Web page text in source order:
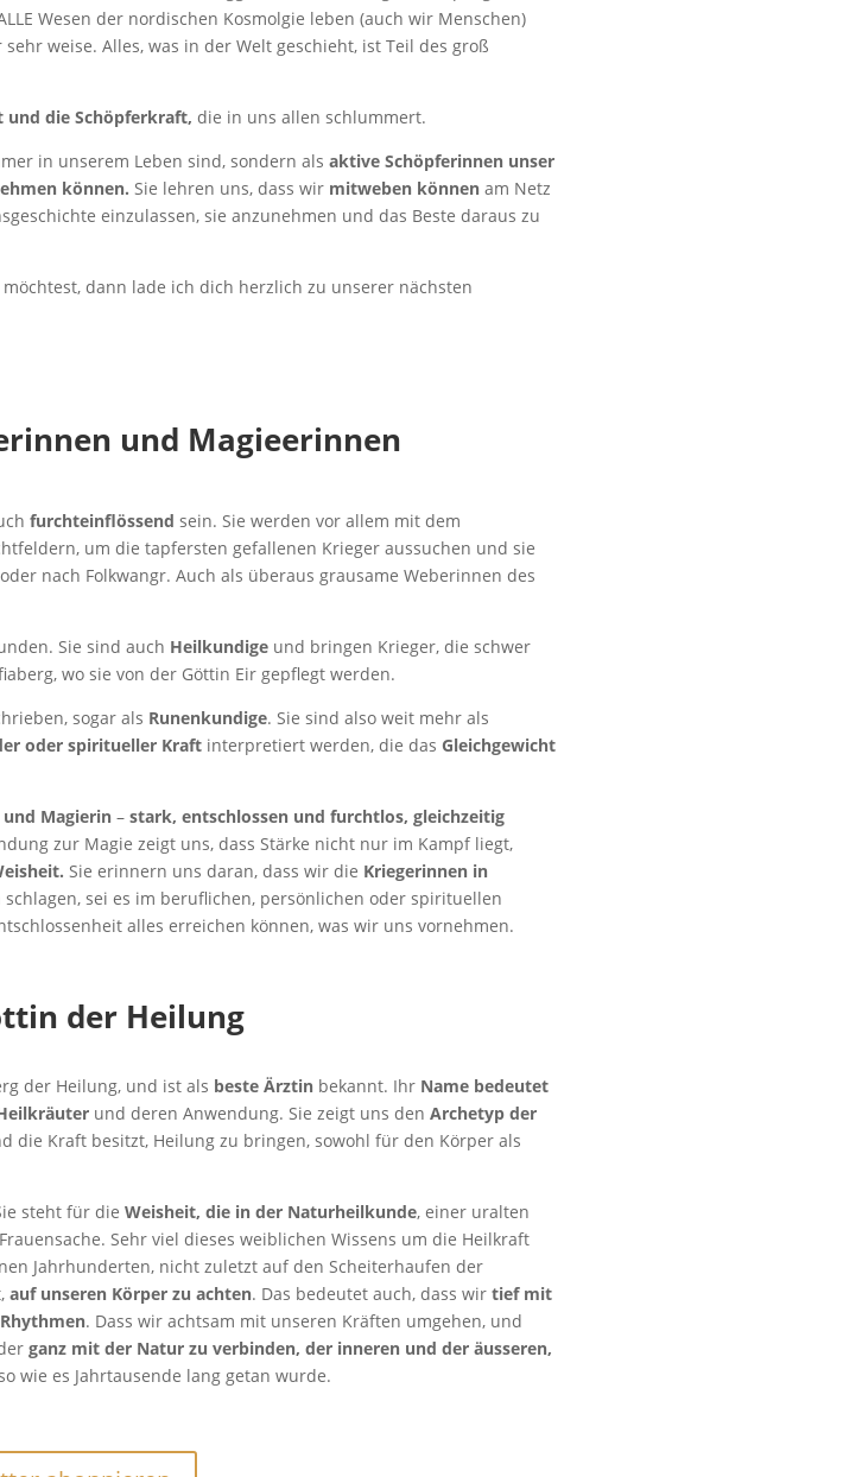
Wesen der nordischen Kosmolgie leben (auch wir Menschen)
weise. Alles, was in der Welt geschieht, ist Teil des groß
und die Schöpferkraft, die in uns allen schlummert.
in unserem Leben sind, sondern als aktive Schöpferinnen unser
können. Sie lehren uns, dass wir mitweben könnenam Netz
einzulassen, sie anzunehmen und das Beste daraus zu
dann lade ich dich herzlich zu unserer nächsten
und Magieerinnen
furchteinflössend sein. Sie werden vor allem mit dem
um die tapfersten gefallenen Krieger aussuchen und sie
nach Folkwangr. Auch als überaus grausame Weberinnen des
Sie sind auch Heilkundigeund bringen Krieger, die schwer
wo sie von der Göttin Eir gepflegt werden.
sogar als Runenkundige. Sie sind also weit mehr als
oder spiritueller Kraftinterpretiert werden, die das Gleichgewicht
Magierin– stark, entschlossen und furchtlos, gleichzeitig
zur Magie zeigt uns, dass Stärke nicht nur im Kampf liegt,
Sie erinnern uns daran, dass wir die Kriegerinnen in
sei es im beruflichen, persönlichen oder spirituellen
alles erreichen können, was wir uns vornehmen.
der Heilung
der Heilung, und ist als beste Ärztinbekannt. Ihr Name bedeutet
und deren Anwendung. Sie zeigt uns den Archetyp der
Kraft besitzt, Heilung zu bringen, sowohl für den Körper als
steht für die Weisheit, die in der Naturheilkunde, einer uralten
Sehr viel dieses weiblichen Wissens um die Heilkraft
Jahrhunderten, nicht zuletzt auf den Scheiterhaufen der
auf unseren Körper zu achten. Das bedeutet auch, dass wir tief mit
. Dass wir achtsam mit unseren Kräften umgehen, und
ganz mit der Natur zu verbinden, der inneren und der äusseren,
wie es Jahrtausende lang getan wurde.